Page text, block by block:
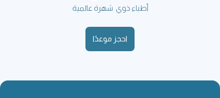
أطباء ذوي شهرة عالمية
احجز موعدًا